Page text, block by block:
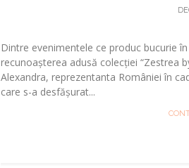
Dintre evenimentele ce produc bucurie
recunoașterea adusă colecției “Zestrea
Alexandra, reprezentanta României în
care s-a desfășurat...